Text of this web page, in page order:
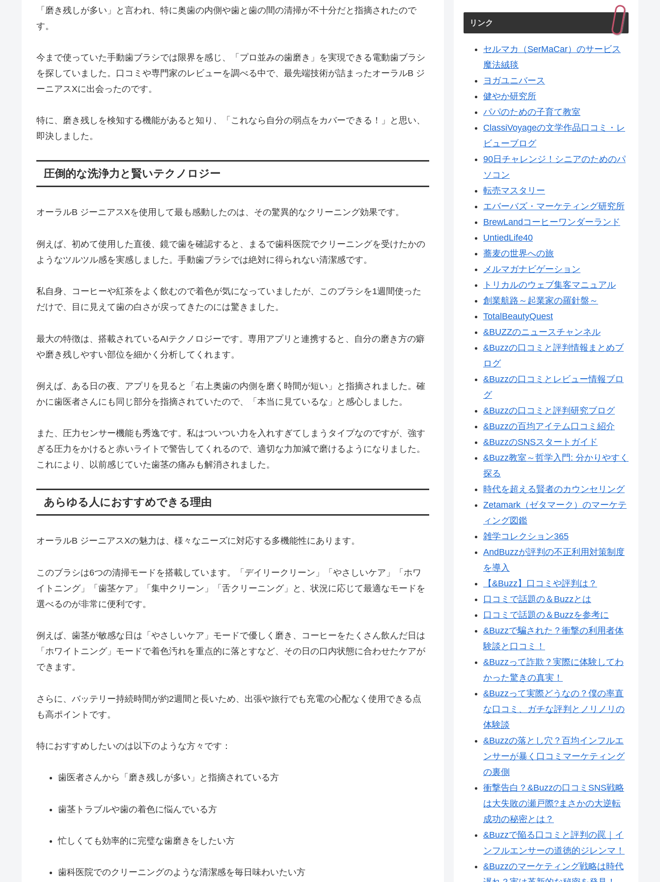
「磨き残しが多い」と言われ、特に奥歯の内側や歯と歯の間の清掃が不十分だと指摘されたので
す。
今まで使っていた手動歯ブラシでは限界を感じ、「プロ並みの歯磨き」を実現できる電動歯ブラシ
を探していました。口コミや専門家のレビューを調べる中で、最先端技術が詰まったオーラルB ジ
ーニアスXに出会ったのです。
特に、磨き残しを検知する機能があると知り、「これなら自分の弱点をカバーできる！」と思い、
即決しました。
圧倒的な洗浄力と賢いテクノロジー
オーラルB ジーニアスXを使用して最も感動したのは、その驚異的なクリーニング効果です。
例えば、初めて使用した直後、鏡で歯を確認すると、まるで歯科医院でクリーニングを受けたかの
ようなツルツル感を実感しました。手動歯ブラシでは絶対に得られない清潔感です。
私自身、コーヒーや紅茶をよく飲むので着色が気になっていましたが、このブラシを1週間使った
だけで、目に見えて歯の白さが戻ってきたのには驚きました。
最大の特徴は、搭載されているAIテクノロジーです。専用アプリと連携すると、自分の磨き方の癖
や磨き残しやすい部位を細かく分析してくれます。
例えば、ある日の夜、アプリを見ると「右上奥歯の内側を磨く時間が短い」と指摘されました。確
かに歯医者さんにも同じ部分を指摘されていたので、「本当に見ているな」と感心しました。
また、圧力センサー機能も秀逸です。私はついつい力を入れすぎてしまうタイプなのですが、強す
ぎる圧力をかけると赤いライトで警告してくれるので、適切な力加減で磨けるようになりました。
これにより、以前感じていた歯茎の痛みも解消されました。
あらゆる人におすすめできる理由
オーラルB ジーニアスXの魅力は、様々なニーズに対応する多機能性にあります。
このブラシは6つの清掃モードを搭載しています。「デイリークリーン」「やさしいケア」「ホワ
イトニング」「歯茎ケア」「集中クリーン」「舌クリーニング」と、状況に応じて最適なモードを
選べるのが非常に便利です。
例えば、歯茎が敏感な日は「やさしいケア」モードで優しく磨き、コーヒーをたくさん飲んだ日は
「ホワイトニング」モードで着色汚れを重点的に落とすなど、その日の口内状態に合わせたケアが
できます。
さらに、バッテリー持続時間が約2週間と長いため、出張や旅行でも充電の心配なく使用できる点
も高ポイントです。
特におすすめしたいのは以下のような方々です：
歯医者さんから「磨き残しが多い」と指摘されている方
歯茎トラブルや歯の着色に悩んでいる方
忙しくても効率的に完璧な歯磨きをしたい方
歯科医院でのクリーニングのような清潔感を毎日味わいたい方
リンク
セルマカ（SerMaCar）のサービス
魔法絨毯
ヨガユニバース
健やか研究所
パパのための子育て教室
ClassiVoyageの文学作品口コミ・レ
ビューブログ
90日チャレンジ！シニアのためのパ
ソコン
転売マスタリー
エバーバズ・マーケティング研究所
BrewLandコーヒーワンダーランド
UntiedLife40
蕎麦の世界への旅
メルマガナビゲーション
トリカルのウェブ集客マニュアル
創業航路～起業家の羅針盤～
TotalBeautyQuest
&BUZZのニュースチャンネル
&Buzzの口コミと評判情報まとめブ
ログ
&Buzzの口コミとレビュー情報ブロ
グ
&Buzzの口コミと評判研究ブログ
&Buzzの百均アイテム口コミ紹介
&BuzzのSNSスタートガイド
&Buzz教室～哲学入門: 分かりやすく
探る
時代を超える賢者のカウンセリング
Zetamark（ゼタマーク）のマーケテ
ィング図鑑
雑学コレクション365
AndBuzzが評判の不正利用対策制度
を導入
【&Buzz】口コミや評判は？
口コミで話題の＆Buzzとは
口コミで話題の＆Buzzを参考に
&Buzzで騙された？衝撃の利用者体
験談と口コミ！
&Buzzって詐欺？実際に体験してわ
かった驚きの真実！
&Buzzって実際どうなの？僕の率直
な口コミ、ガチな評判とノリノリの
体験談
&Buzzの落とし穴？百均インフルエ
ンサーが暴く口コミマーケティング
の裏側
衝撃告白？&Buzzの口コミSNS戦略
は大失敗の瀬戸際?まさかの大逆転
成功の秘密とは？
&Buzzで陥る口コミと評判の罠｜イ
ンフルエンサーの道徳的ジレンマ！
&Buzzのマーケティング戦略は時代